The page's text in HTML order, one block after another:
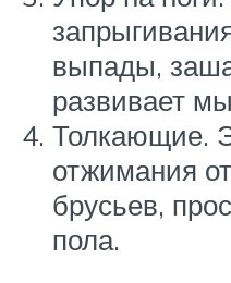
выпады,
развивает
Толкающие.
отжимания
брусьев,
пола.